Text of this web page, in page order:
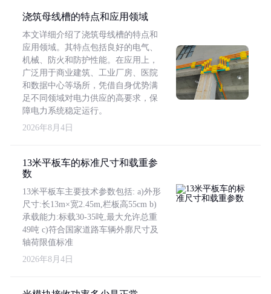
浇筑母线槽的特点和应用领域
本文详细介绍了浇筑母线槽的特点和
应用领域。其特点包括良好的电气、
机械、防火和防护性能。在应用上，
广泛用于商业建筑、工业厂房、医院
和数据中心等场所，凭借自身优势满
足不同领域对电力供应的高要求，保
障电力系统稳定运行。
2026年8月4日
13米平板车的标准尺寸和载重参
数
13米平板车主要技术参数包括: a)外形
尺寸:长13m×宽2.45m,栏板高55cm b)
承载能力:标载30-35吨,最大允许总重
49吨 c)符合国家道路车辆外廓尺寸及
轴荷限值标准
2026年8月4日